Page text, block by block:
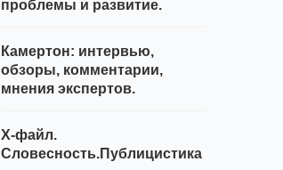
проблемы и развитие.
Камертон: интервью,
обзоры, комментарии,
мнения экспертов.
Х-файл.
Словесность.Публицистика